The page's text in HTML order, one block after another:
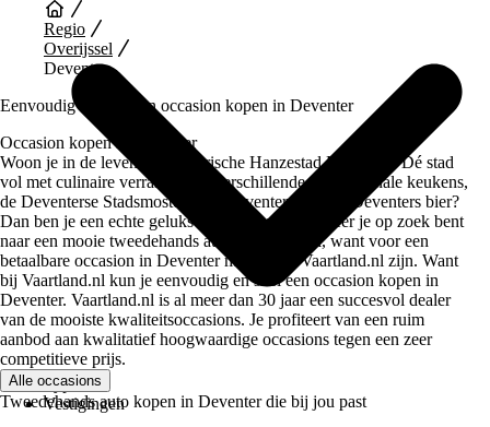
Type
Vestigingen
Regio
Overijssel
Deventer
Eenvoudig en snel een occasion kopen in Deventer
Occasion kopen in Deventer
Woon je in de levendige historische Hanzestad Deventer? Dé stad
vol met culinaire verrassingen, verschillende internationale keukens,
de Deventerse Stadsmosterd, de Deventer koek en Deventers bier?
Dan ben je een echte geluksvogel. En ook wanneer je op zoek bent
naar een mooie tweedehands auto heb je geluk, want voor een
betaalbare occasion in Deventer moet je bij Vaartland.nl zijn. Want
bij Vaartland.nl kun je eenvoudig en snel een occasion kopen in
Deventer. Vaartland.nl is al meer dan 30 jaar een succesvol dealer
van de mooiste kwaliteitsoccasions. Je profiteert van een ruim
aanbod aan kwalitatief hoogwaardige occasions tegen een zeer
competitieve prijs.
Alle occasions
Tweedehands auto kopen in Deventer die bij jou past